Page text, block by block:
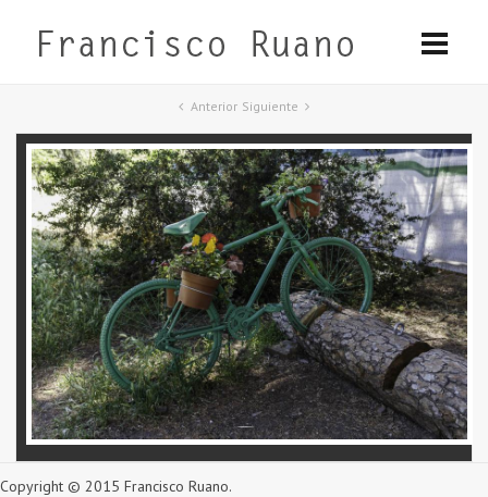
Anterior Siguiente
Copyright © 2015 Francisco Ruano.